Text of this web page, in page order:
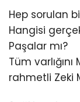
Hep sorulan
Hangisi
Paşalar mı?
Tüm
rahmetli Zeki